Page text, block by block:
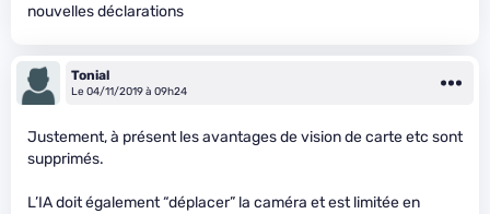
nouvelles déclarations
Tonial
Le 04/11/2019 à 09h24
Justement, à présent les avantages de vision de carte etc sont
supprimés.
L’IA doit également “déplacer” la caméra et est limitée en